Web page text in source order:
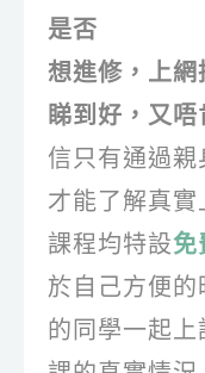
是否
想進修，上網
睇到好，又
信只有通過
才能了解真
課程均特設免
於自己方便
的同學一起